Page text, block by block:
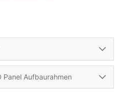
Panel Aufbaurahmen